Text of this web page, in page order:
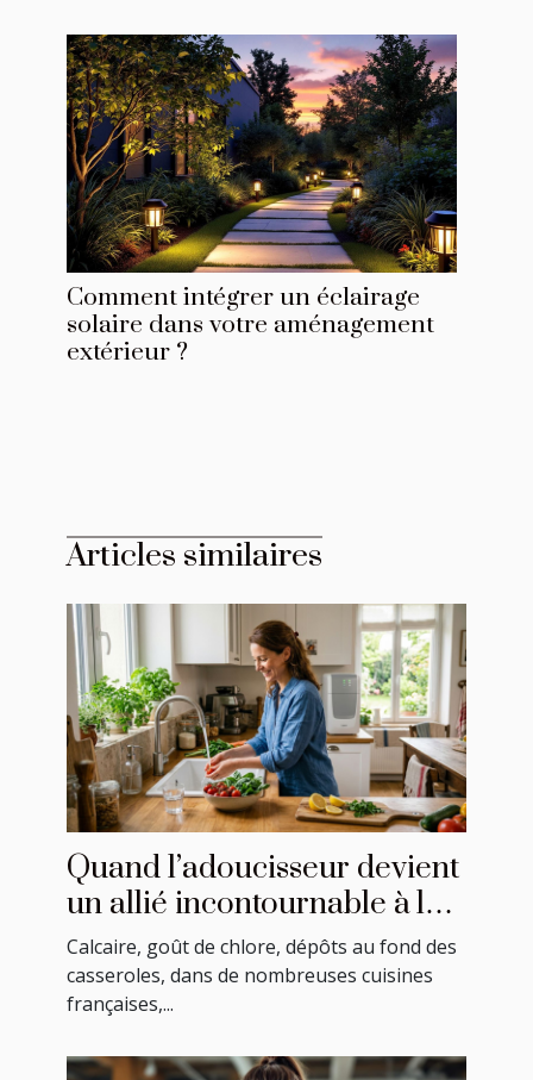
Comment intégrer un éclairage
solaire dans votre aménagement
extérieur ?
Articles similaires
Quand l’adoucisseur devient
un allié incontournable à la
cuisine
Calcaire, goût de chlore, dépôts au fond des
casseroles, dans de nombreuses cuisines
françaises,...